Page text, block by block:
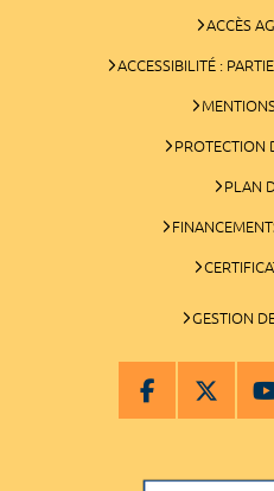
ACCÈS
ACCESSIBILITÉ :
PROTECTION
PLAN
GESTION